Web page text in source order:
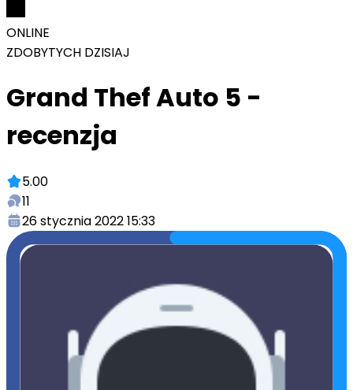
ONLINE
ZDOBYTYCH DZISIAJ
Grand Thef Auto 5 -
recenzja
5.00
11
26 stycznia 2022 15:33